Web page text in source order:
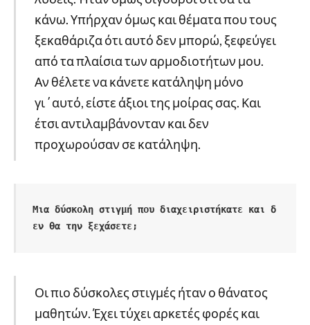
κάνω. Υπήρχαν όμως και θέματα που τους
ξεκαθάριζα ότι αυτό δεν μπορώ, ξεφεύγει
από τα πλαίσια των αρμοδιοτήτων μου.
Αν θέλετε να κάνετε κατάληψη μόνο
γι΄αυτό, είστε άξιοι της μοίρας σας. Και
έτσι αντιλαμβάνονταν και δεν
προχωρούσαν σε κατάληψη.
Μια δύσκολη στιγμή που διαχειριστήκατε και δ
εν θα την ξεχάσετε;
Οι πιο δύσκολες στιγμές ήταν ο θάνατος
μαθητών. Έχει τύχει αρκετές φορές και